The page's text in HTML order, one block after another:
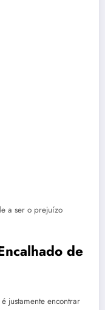
a ser o prejuízo
de
justamente encontrar